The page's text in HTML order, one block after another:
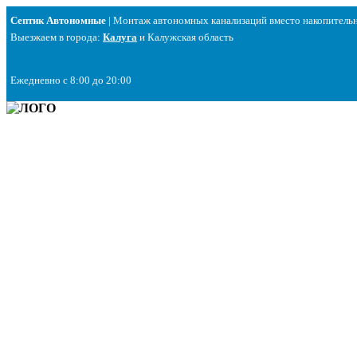
к
содержимому
Септик Автономные | Монтаж автономных канализаций вместо
Выезжаем в города: Калуга и Калужская область
Ежедневно с 8:00 до 20:00